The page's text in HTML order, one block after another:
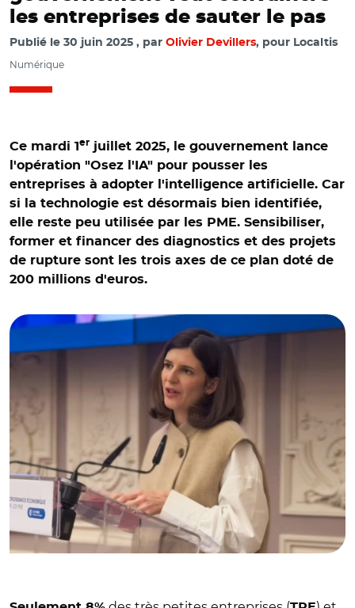
les entreprises de sauter le pas
Publié le 30 juin 2025 par Olivier Devillers, pour Localtis
Numérique
Ce mardi 1 er juillet 2025, le gouvernement lance
l'opération "Osez l'IA" pour pousser les
entreprises à adopter l'intelligence artificielle. Car
si la technologie est désormais bien identifiée,
elle reste peu utilisée par les PME. Sensibiliser,
former et financer des diagnostics et des projets
de rupture sont les trois axes de ce plan doté de
200 millions d'euros.